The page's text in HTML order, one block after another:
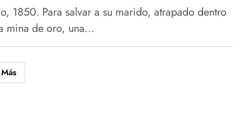
1850. Para salvar a su marido, atrapado dentro
mina de oro, una…